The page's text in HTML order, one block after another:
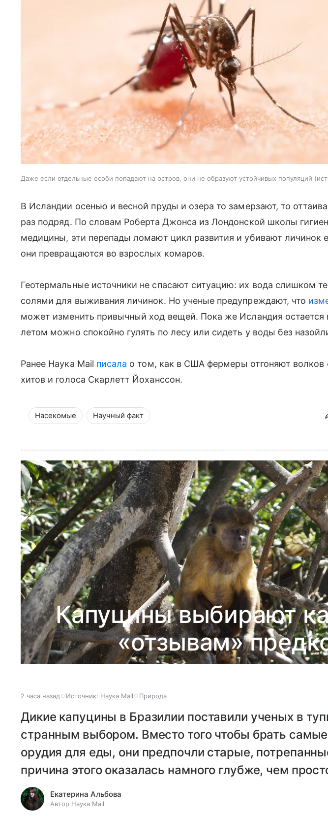
Даже если отдельные особи попадают на остров, они не образуют устойчивых популяций
В Исландии осенью и весной пруды и озера то замерзают, то
раз подряд. По словам Роберта Джонса из Лондонской школы
медицины, эти перепады ломают цикл развития и убивают личинок
они превращаются во взрослых комаров.
Геотермальные источники не спасают ситуацию: их вода слишком
солями для выживания личинок. Но ученые предупреждают, что
может изменить привычный ход вещей. Пока же Исландия остается
летом можно спокойно гулять по лесу или сидеть у воды без
Ранее Наука Mail писала о том, как в США фермеры отгоняют
хитов и голоса Скарлетт Йоханссон.
Насекомые Научный факт
Капуцины выбирают
«отзывам»
2 часа назад Источник: Наука Mail Природа
Дикие капуцины в Бразилии поставили ученых в
странным выбором. Вместо того чтобы брать
орудия для еды, они предпочли старые,
причина этого оказалась намного глубже, чем
Екатерина Альбова
Автор Наука Mail